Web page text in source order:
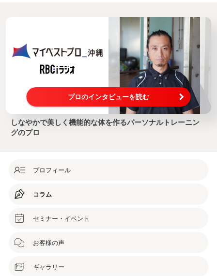
プロのインタビューを読む
しなやかで美しく機能的な体を作るパーソナルトレーニン
グのプロ
プロフィール
コラム
セミナー・イベント
お客様の声
ギャラリー